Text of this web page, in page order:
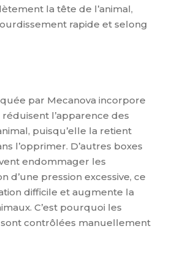
la tête de l’animal,
rapide et selong
par Mecanova incorpore
l’apparence des
puisqu’elle la retient
l’opprimer. D’autres boxes
endommager les
d’une pression excessive, ce
difficile et augmente la
C’est pourquoi les
contrôlées manuellement